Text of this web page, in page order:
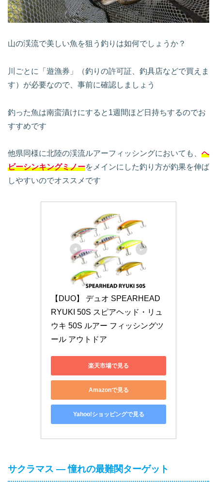
山の渓流で美しい魚を狙う釣りは如何でしょうか？
川ごとに「遊漁券」（釣りの許可証、釣具店などで買えま
す）が必要なので、事前に確認しましょう
釣った魚は南蛮漬けにすると1週間ほど日持ちするのでお
すすめです
他県同様に北陸の渓流ルアーフィッシングにおいても、 ヘ
ビーシンキングミノーをメインにした釣り方が釣果を伸ば
しやすいのでオススメです
【DUO】 デュオ SPEARHEAD
RYUKI 50S スピアヘッド・リュ
ウキ 50S ルアー フィッシングツ
ール アウトドア
楽天市場で見る
Amazonで見る
Yahoo!ショッピングで見る
サクラマス ― 憧れの最難関ターゲット